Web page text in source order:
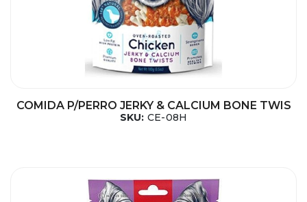
COMIDA P/PERRO JERKY & CALCIUM BONE TWIS
SKU: CE-08H